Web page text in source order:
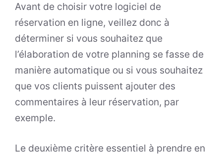
Avant de choisir votre logiciel de
réservation en ligne, veillez donc à
déterminer si vous souhaitez que
l’élaboration de votre planning se fasse de
manière automatique ou si vous souhaitez
que vos clients puissent ajouter des
commentaires à leur réservation, par
exemple.
Le deuxième critère essentiel à prendre en